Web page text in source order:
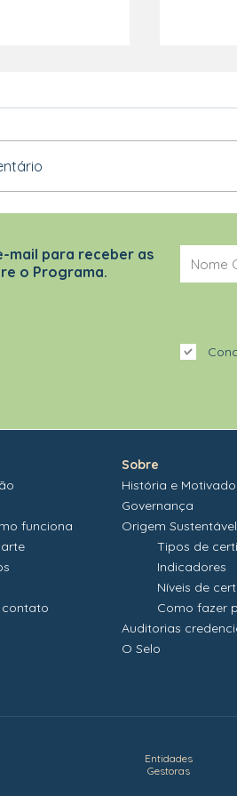
mail para receber as
o Programa.
funciona
contato
Sobre
História e
Governança
Origem Sustentável
Tipos de
Indicadores
Níveis de
Como fazer
Auditorias
O Selo
Entidades
Gestoras